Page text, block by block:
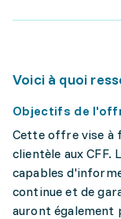
Voici à quoi
Objectifs de
Cette offre vise à
clientèle aux CFF.
capables
continue et de
auront également